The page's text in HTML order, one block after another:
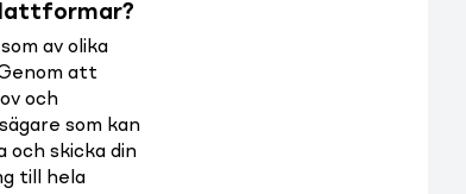
av olika
att
och
som kan
och skicka din
till hela